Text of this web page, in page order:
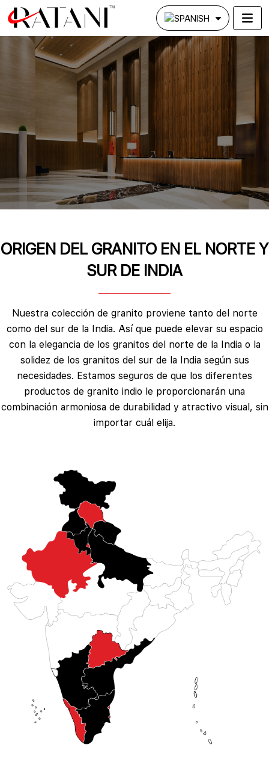
ORIGEN DEL GRANITO EN EL NORTE Y
SUR DE INDIA
Nuestra colección de granito proviene tanto del norte
como del sur de la India. Así que puede elevar su espacio
con la elegancia de los granitos del norte de la India o la
solidez de los granitos del sur de la India según sus
necesidades. Estamos seguros de que los diferentes
productos de granito indio le proporcionarán una
combinación armoniosa de durabilidad y atractivo visual, sin
importar cuál elija.